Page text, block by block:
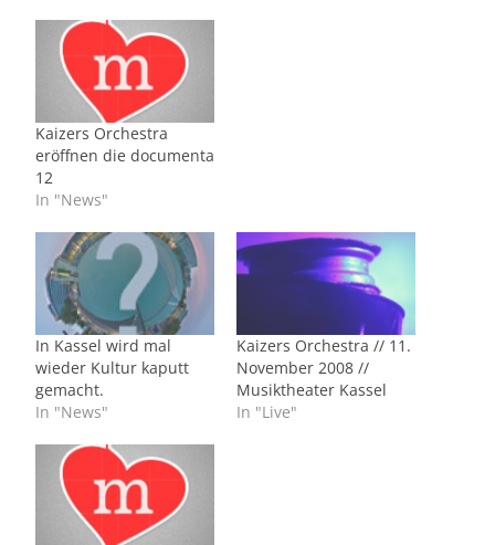
Kaizers Orchestra
eröffnen die documenta
12
In "News"
In Kassel wird mal
wieder Kultur kaputt
gemacht.
In "News"
Kaizers Orchestra // 11.
November 2008 //
Musiktheater Kassel
In "Live"